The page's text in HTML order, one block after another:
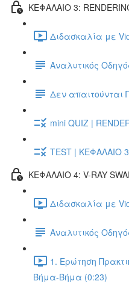
ΚΕΦΑΛΑΙΟ 3:
Διδασκαλία με
Αναλυτικός
Δεν απαιτούνται
mini QUIZ |
TEST | ΚΕΦΑΛΑΙΟ 3
ΚΕΦΑΛΑΙΟ 4: V-RAY
Διδασκαλία με
Αναλυτικός
1. Ερώτηση
Βήμα-Βήμα (0:23)